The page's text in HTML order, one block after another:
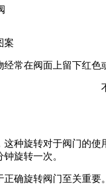
案
经常在阀面上留下红
种旋转对于阀门的使
旋转一次。
正确旋转阀门至关重